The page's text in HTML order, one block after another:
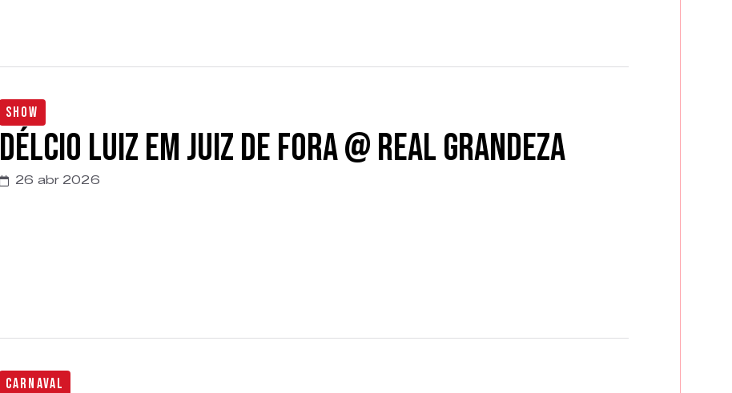
Show
Délcio Luiz em Juiz de Fora @ Real Grandeza
26 abr 2026
Carnaval